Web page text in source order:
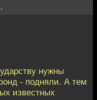
нужны
- подняли. А тем
известных